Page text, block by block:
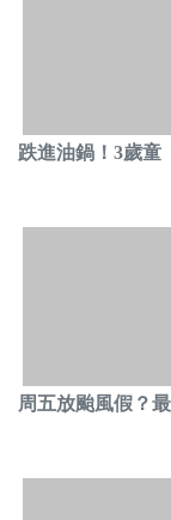
跌進油鍋！3歲
周五放颱風假？